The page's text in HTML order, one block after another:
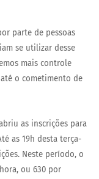
parte de pessoas
se utilizar desse
mais controle
o cometimento de
as inscrições para
as 19h desta terça-
Neste período, o
ou 630 por